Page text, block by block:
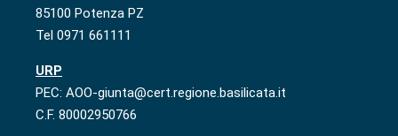
85100 Potenza PZ
Tel 0971 661111
URP
PEC: AOO-giunta@cert.regione.basilicata.it
C.F. 80002950766